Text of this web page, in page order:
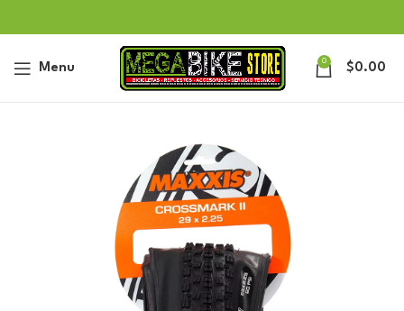
Menu 0 $0.00